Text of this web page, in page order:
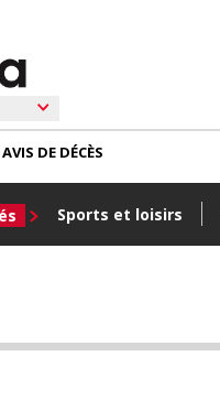
Sports et loisirs
AVIS DE DÉCÈS